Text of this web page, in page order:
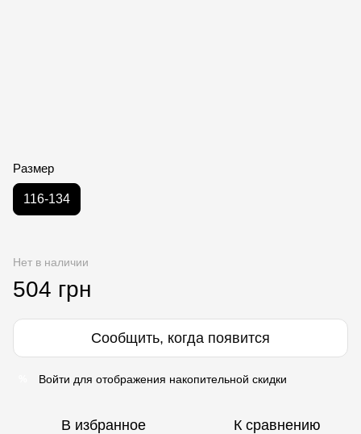
Размер
116-134
Нет в наличии
504 грн
Сообщить, когда появится
Войти для отображения накопительной скидки
В избранное К сравнению